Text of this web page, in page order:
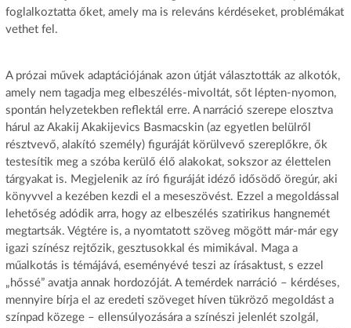
foglalkoztatta őket, amely ma is releváns kérdéseket, problémákat
vethet fel.
A prózai művek adaptációjának azon útját választották az alkotók,
amely nem tagadja meg elbeszélés-mivoltát, sőt lépten-nyomon,
spontán helyzetekben reflektál erre. A narráció szerepe elosztva
hárul az Akakij Akakijevics Basmacskin (az egyetlen belülről
résztvevő, alakító személy) figuráját körülvevő szereplőkre, ők
testesítik meg a szóba kerülő élő alakokat, sokszor az élettelen
tárgyakat is. Megjelenik az író figuráját idéző idősödő öregúr, aki
könyvvel a kezében kezdi el a meseszövést. Ezzel a megoldással
lehetőség adódik arra, hogy az elbeszélés szatirikus hangnemét
megtartsák. Végtére is, a nyomtatott szöveg mögött már-már egy
igazi színész rejtőzik, gesztusokkal és mimikával. Maga a
műalkotás is témájává, eseményévé teszi az írásaktust, s ezzel
„hőssé” avatja annak hordozóját. A temérdek narráció – kérdéses,
mennyire bírja el az eredeti szöveget híven tükröző megoldást a
színpad közege – ellensúlyozására a színészi jelenlét szolgál,